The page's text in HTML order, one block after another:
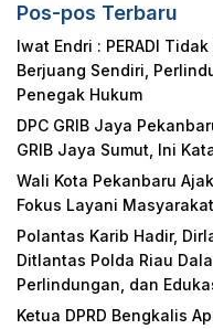
Pos-pos Terbaru
Iwat Endri : PERADI
Berjuang Sendiri,
Penegak Hukum
DPC GRIB Jaya
GRIB Jaya Sumut, Ini
Wali Kota Pekanbaru
Fokus Layani Masyarakat
Polantas Karib Hadir,
Ditlantas Polda Riau
Perlindungan, dan
Ketua DPRD Bengkalis